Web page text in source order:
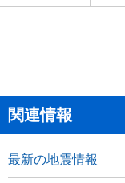
関連情報
最新の地震情報